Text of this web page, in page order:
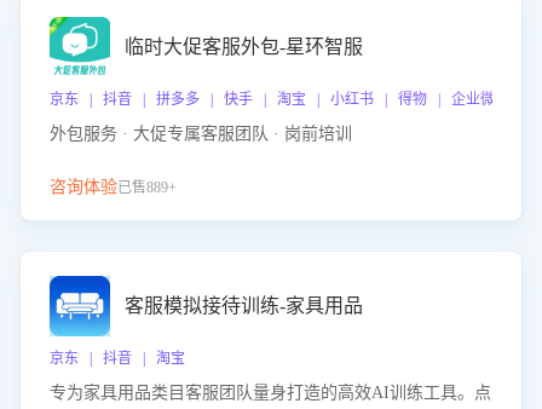
临时大促客服外包-星环智服
京东 | 抖音 | 拼多多 | 快手 | 淘宝 | 小红书 | 得物 | 企业微信
外包服务 · 大促专属客服团队 · 岗前培训
咨询体验已售889+
客服模拟接待训练-家具用品
京东 | 抖音 | 淘宝
专为家具用品类目客服团队量身打造的高效AI训练工具。点